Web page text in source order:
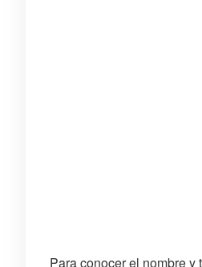
Para conocer el nombre y